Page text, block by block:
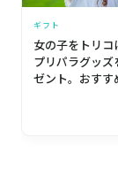
ギフト
女の子をトリコ
プリパラグッズ
ゼント。おすす